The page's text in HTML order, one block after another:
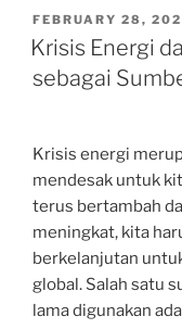
POSTED
ON
FEBRUARY 28,
Krisis Energi
sebagai
Krisis energi
mendesak untuk
terus bertambah
meningkat, kita
berkelanjutan
global. Salah satu
lama digunakan